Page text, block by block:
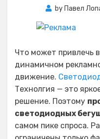
by Павел
Что может привлечь
динамичном
движение.
Технолгия — это
решение. Поэтому
светодиодных
самом пике спроса.